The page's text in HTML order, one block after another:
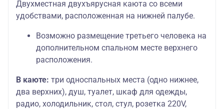
Двухместная двухъярусная каюта со всеми
удобствами, расположенная на нижней палубе.
Возможно размещение третьего человека на
дополнительном спальном месте верхнего
расположения.
В каюте: три односпальных места (одно нижнее,
два верхних), душ, туалет, шкаф для одежды,
радио, холодильник, стол, стул, розетка 220V,